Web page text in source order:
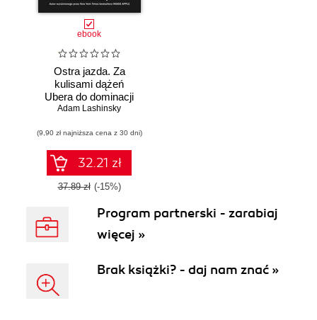
ebook
Ostra jazda. Za
kulisami dążeń
Ubera do dominacji
na świecie
Adam Lashinsky
(9,90 zł najniższa cena z 30 dni)
32.21 zł
37.89 zł (-15%)
Program partnerski - zarabiaj
więcej »
Brak książki? - daj nam znać »